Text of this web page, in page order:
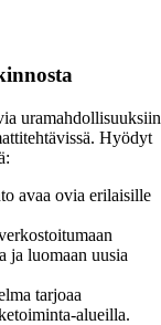
uramahdollisuuksiin
Hyödyt
avaa ovia erilaisille
ja luomaan uusia
tarjoaa
alueilla.